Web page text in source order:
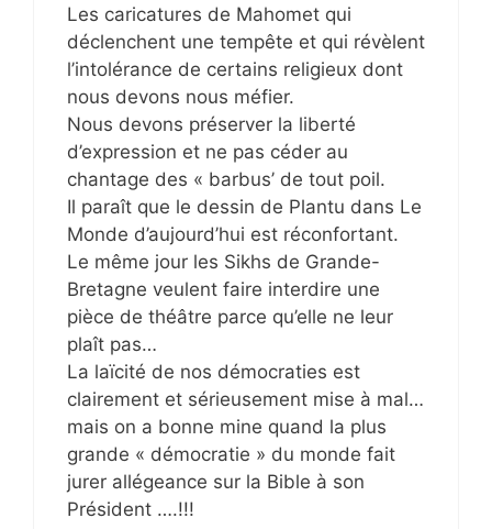
Les caricatures de Mahomet qui
déclenchent une tempête et qui révèlent
l’intolérance de certains religieux dont
nous devons nous méfier.
Nous devons préserver la liberté
d’expression et ne pas céder au
chantage des « barbus’ de tout poil.
Il paraît que le dessin de Plantu dans Le
Monde d’aujourd’hui est réconfortant.
Le même jour les Sikhs de Grande-
Bretagne veulent faire interdire une
pièce de théâtre parce qu’elle ne leur
plaît pas…
La laïcité de nos démocraties est
clairement et sérieusement mise à mal…
mais on a bonne mine quand la plus
grande « démocratie » du monde fait
jurer allégeance sur la Bible à son
Président ….!!!